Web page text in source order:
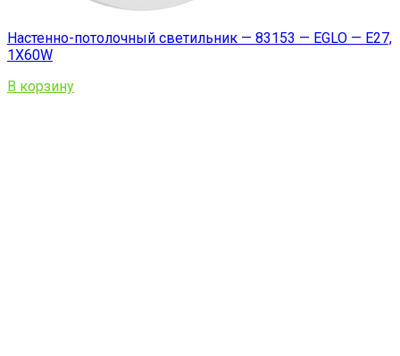
Настенно-потолочный светильник — 83153 — EGLO — E27,
1X60W
В корзину